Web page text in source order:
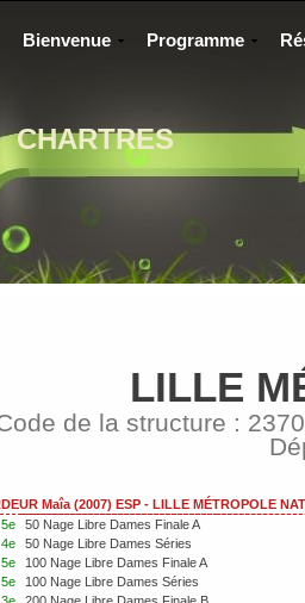
CHARTRES
Bienvenue Programme
LILLE
de la structure :
Maîa (2007) ESP - LILLE MÉTROPOLE
5e
50 Nage Libre Dames Finale A
4e
50 Nage Libre Dames Séries
5e
100 Nage Libre Dames Finale A
5e
100 Nage Libre Dames Séries